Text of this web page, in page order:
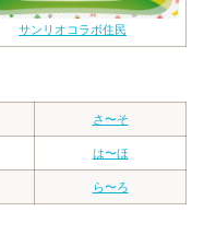
サンリオコラボ住民
さ〜そ
は〜ほ
ら〜ろ